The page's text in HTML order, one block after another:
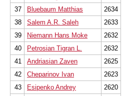
37
Bluebaum Matthias
2634
38
Salem A.R. Saleh
2633
39
Niemann Hans Moke
2632
40
Petrosian Tigran L.
2632
41
Andriasian Zaven
2625
42
Cheparinov Ivan
2623
43
Esipenko Andrey
2620